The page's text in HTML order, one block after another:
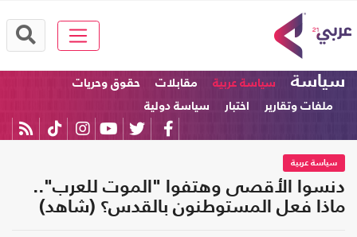
سياسة سياسة عربية مقابلات
حقوق وحريات
ملفات وتقارير
اختبار سياسة دولية
سياسة عربية
دنسوا الأقصى وهتفوا "الموت للعرب"..
ماذا فعل المستوطنون بالقدس؟ (شاهد)